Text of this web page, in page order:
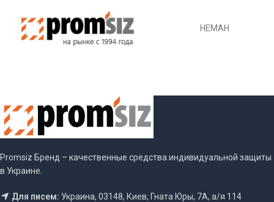
НЕМАН
Promsiz Бренд – качественные средства индивидуальной защиты
в Украине.
Для писем: Украина, 03148, Киев, Гната Юры, 7А, а/я 114